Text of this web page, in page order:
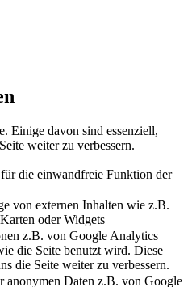
Einige davon sind essenziell,
weiter zu verbessern.
die einwandfreie Funktion der
von externen Inhalten wie z.B.
oder Widgets
z.B. von Google Analytics
die Seite benutzt wird. Diese
die Seite weiter zu verbessern.
anonymen Daten z.B. von Google